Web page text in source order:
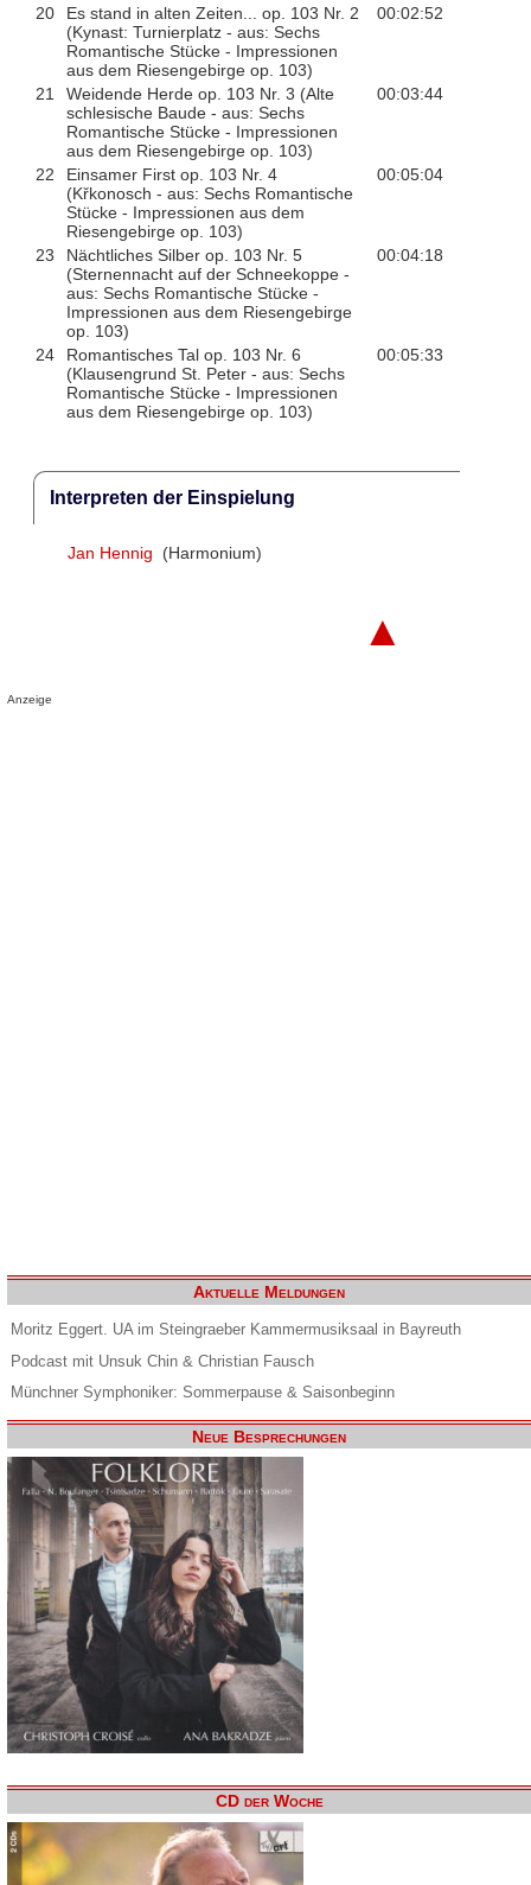
20
Es stand in alten Zeiten... op. 103 Nr. 2
(Kynast: Turnierplatz - aus: Sechs
Romantische Stücke - Impressionen
aus dem Riesengebirge op. 103)
00:02:52
21
Weidende Herde op. 103 Nr. 3 (Alte
schlesische Baude - aus: Sechs
Romantische Stücke - Impressionen
aus dem Riesengebirge op. 103)
00:03:44
22
Einsamer First op. 103 Nr. 4
(Křkonosch - aus: Sechs Romantische
Stücke - Impressionen aus dem
Riesengebirge op. 103)
00:05:04
23
Nächtliches Silber op. 103 Nr. 5
(Sternennacht auf der Schneekoppe -
aus: Sechs Romantische Stücke -
Impressionen aus dem Riesengebirge
op. 103)
00:04:18
24
Romantisches Tal op. 103 Nr. 6
(Klausengrund St. Peter - aus: Sechs
Romantische Stücke - Impressionen
aus dem Riesengebirge op. 103)
00:05:33
Interpreten der Einspielung
Jan Hennig (Harmonium)
▲
Anzeige
Aktuelle Meldungen
Moritz Eggert. UA im Steingraeber Kammermusiksaal in Bayreuth
Podcast mit Unsuk Chin & Christian Fausch
Münchner Symphoniker: Sommerpause & Saisonbeginn
Neue Besprechungen
CD der Woche